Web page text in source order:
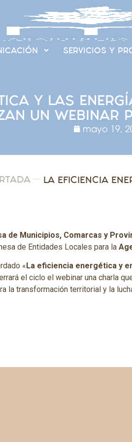
SERVICIOS Y
Y LAS
UN
mayo 19,
de Municipios, Comarcas y
de Entidades Locales para la
« La eficiencia energética y
el ciclo el webinar una charla
la transformación territorial y la